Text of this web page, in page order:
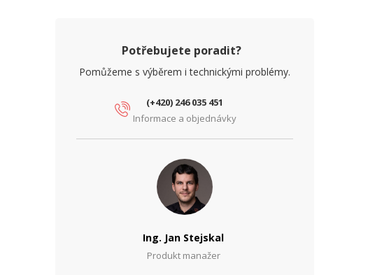
Potřebujete poradit?
Pomůžeme s výběrem i technickými problémy.
(+420) 246 035 451
Informace a objednávky
Ing. Jan Stejskal
Produkt manažer